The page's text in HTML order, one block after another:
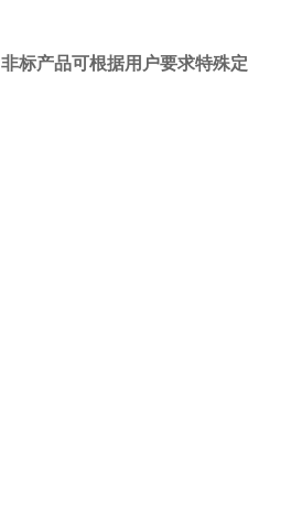
非标产品可根据用户要求特殊定